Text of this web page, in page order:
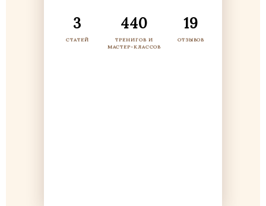
3
СТАТЕЙ
440
ТРЕНИГОВ И
МАСТЕР-КЛАССОВ
19
ОТЗЫВОВ